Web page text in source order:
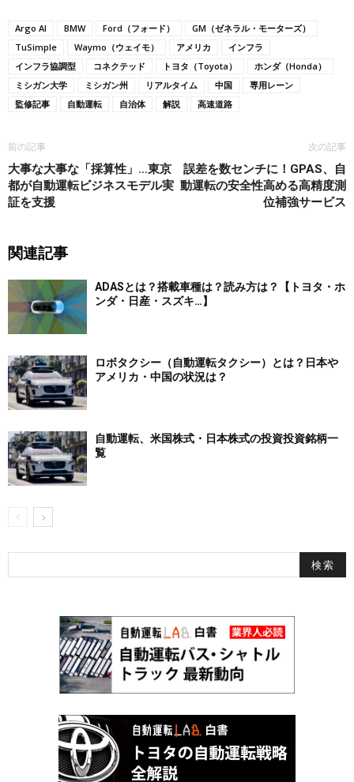
Argo AI BMW Ford（フォード）
GM（ゼネラル・モーターズ）
TuSimple
Waymo（ウェイモ） アメリカ
インフラ
インフラ協調型
コネクテッド トヨタ（Toyota）
ホンダ（Honda）
ミシガン大学
ミシガン州 リアルタイム 中国
専用レーン
監修記事
自動運転 自治体 解説 高速道路
前の記事
大事な大事な「採算性」…東京
都が自動運転ビジネスモデル実
証を支援
次の記事
誤差を数センチに！GPAS、自
動運転の安全性高める高精度測
位補強サービス
関連記事
ADASとは？搭載車種は？読み方は？【トヨタ・ホ
ンダ・日産・スズキ…】
ロボタクシー（自動運転タクシー）とは？日本や
アメリカ・中国の状況は？
自動運転、米国株式・日本株式の投資投資銘柄一
覧